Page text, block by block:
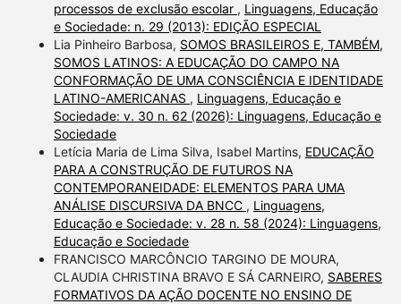
processos de exclusão escolar , Linguagens, Educação
e Sociedade: n. 29 (2013): EDIÇÃO ESPECIAL
Lia Pinheiro Barbosa, SOMOS BRASILEIROS E, TAMBÉM,
SOMOS LATINOS: A EDUCAÇÃO DO CAMPO NA
CONFORMAÇÃO DE UMA CONSCIÊNCIA E IDENTIDADE
LATINO-AMERICANAS , Linguagens, Educação e
Sociedade: v. 30 n. 62 (2026): Linguagens, Educação e
Sociedade
Letícia Maria de Lima Silva, Isabel Martins, EDUCAÇÃO
PARA A CONSTRUÇÃO DE FUTUROS NA
CONTEMPORANEIDADE: ELEMENTOS PARA UMA
ANÁLISE DISCURSIVA DA BNCC , Linguagens,
Educação e Sociedade: v. 28 n. 58 (2024): Linguagens,
Educação e Sociedade
FRANCISCO MARCÔNCIO TARGINO DE MOURA,
CLAUDIA CHRISTINA BRAVO E SÁ CARNEIRO, SABERES
FORMATIVOS DA AÇÃO DOCENTE NO ENSINO DE